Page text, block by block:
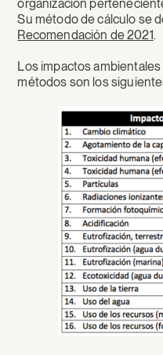
organización
Su método de cálculo se
Recomendación de 2021.
Los impactos
métodos son los